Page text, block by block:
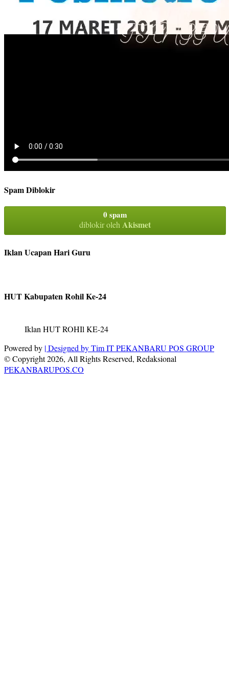
Spam Diblokir
0 spam
diblokir olehAkismet
Iklan Ucapan Hari Guru
HUT Kabupaten Rohil Ke-24
Iklan HUT ROHIl KE-24
Powered by | Designed byTim IT PEKANBARU POS GROUP
© Copyright 2026, All Rights Reserved, Redaksional
PEKANBARUPOS.CO